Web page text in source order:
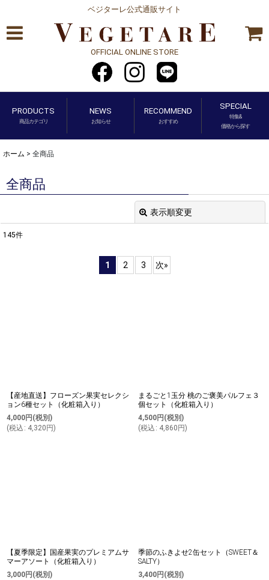
ベジターレ公式通販サイト
OFFICIAL ONLINE STORE
PRODUCTS
商品カテゴリ
NEWS
お知らせ
RECOMMEND
おすすめ
SPECIAL
特集&
価格から探す
ホーム > 全商品
全商品
表示順変更
145件
1 2 3 次»
【産地直送】フローズン果実セレクシ
ョン6種セット（化粧箱入り）
4,000円 (税別)
(税込 : 4,320 円)
まるごと1玉分 桃のご褒美パルフェ３
個セット（化粧箱入り）
4,500円 (税別)
(税込 : 4,860 円)
【夏季限定】国産果実のプレミアムサ
マーアソート（化粧箱入り）
3,000円 (税別)
季節のふきよせ2缶セット（SWEET＆
SALTY）
3,400円 (税別)